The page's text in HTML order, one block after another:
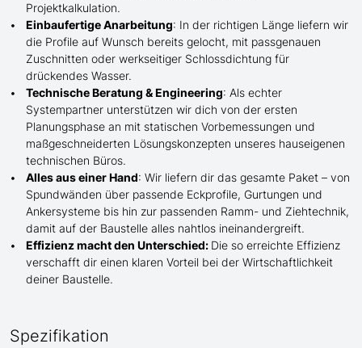
Projektkalkulation.
Einbaufertige Anarbeitung: In der richtigen Länge liefern wir
die Profile auf Wunsch bereits gelocht, mit passgenauen
Zuschnitten oder werkseitiger Schlossdichtung für
drückendes Wasser.
Technische Beratung & Engineering: Als echter
Systempartner unterstützen wir dich von der ersten
Planungsphase an mit statischen Vorbemessungen und
maßgeschneiderten Lösungskonzepten unseres hauseigenen
technischen Büros.
Alles aus einer Hand: Wir liefern dir das gesamte Paket – von
Spundwänden über passende Eckprofile, Gurtungen und
Ankersysteme bis hin zur passenden Ramm- und Ziehtechnik,
damit auf der Baustelle alles nahtlos ineinandergreift.
Effizienz macht den Unterschied: Die so erreichte Effizienz
verschafft dir einen klaren Vorteil bei der Wirtschaftlichkeit
deiner Baustelle.
Spezifikation